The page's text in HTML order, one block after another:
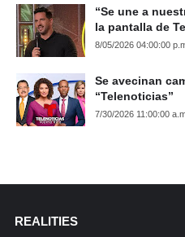
“Se une a
la pantalla de
8/05/2026 04:00:00
Se avecinan
“Telenoticias”
7/30/2026 11:00:00
REALITIES